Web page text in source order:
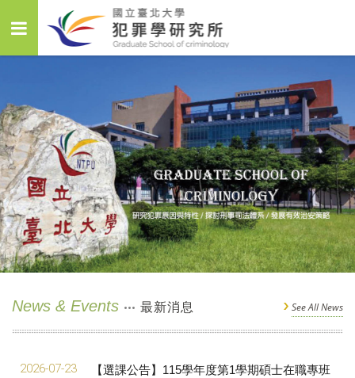
News & Events 最新消息 See All News
2026-07-23
【選課公告】115學年度第1學期碩士在職專班